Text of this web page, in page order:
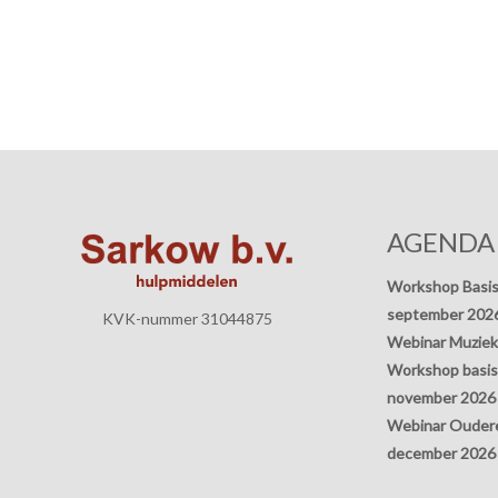
KVK-nummer 31044875
AGENDA
Workshop
september
Webinar
Workshop
november 2026
Webinar
december 2026